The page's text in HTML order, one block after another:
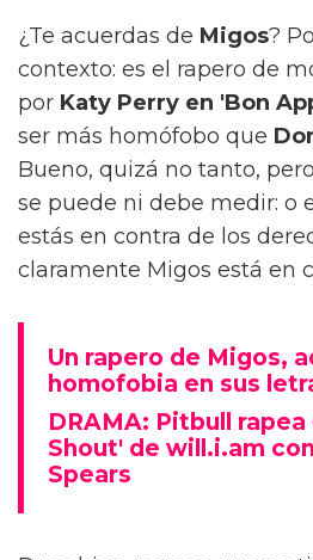
¿Te acuerdas de Migos?
contexto: es el rapero de
por Katy Perry en 'Bon
ser más homófobo que
Bueno, quizá no tanto,
se puede ni debe medir: o
estás en contra de los
claramente Migos está en
Un rapero de Migos,
homofobia en sus
DRAMA: Pitbull rapea
Shout' de will.i.am
Spears